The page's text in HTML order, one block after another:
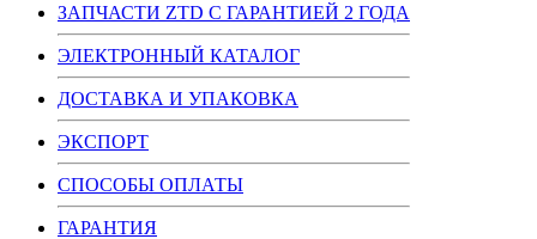
ЗАПЧАСТИ ZTD С ГАРАНТИЕЙ 2 ГОДА
ЭЛЕКТРОННЫЙ КАТАЛОГ
ДОСТАВКА И УПАКОВКА
ЭКСПОРТ
СПОСОБЫ ОПЛАТЫ
ГАРАНТИЯ